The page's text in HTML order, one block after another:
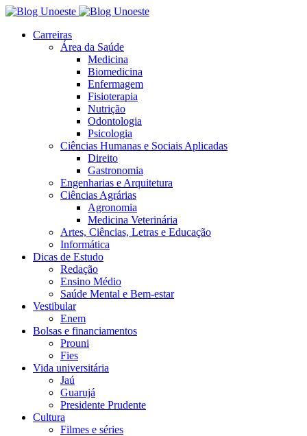
Carreiras
Área da Saúde
Medicina
Biomedicina
Enfermagem
Fisioterapia
Nutrição
Odontologia
Psicologia
Ciências Humanas e Sociais Aplicadas
Direito
Gastronomia
Engenharias e Arquitetura
Ciências Agrárias
Agronomia
Medicina Veterinária
Artes, Ciências, Letras e Educação
Informática
Dicas de Estudo
Redação
Ensino Médio
Saúde Mental e Bem-estar
Vestibular
Enem
Bolsas e financiamentos
Prouni
Fies
Vida universitária
Jaú
Guarujá
Presidente Prudente
Cultura
Filmes e séries